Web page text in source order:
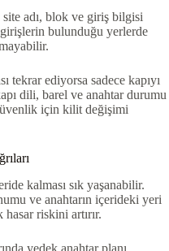
adı, blok ve giriş bilgisi
bulunduğu yerlerde
tekrar ediyorsa sadece kapıyı
dili, barel ve anahtar durumu
için kilit değişimi
kalması sık yaşanabilir.
ve anahtarın içerideki yeri
hasar riskini artırır.
yedek anahtar planı